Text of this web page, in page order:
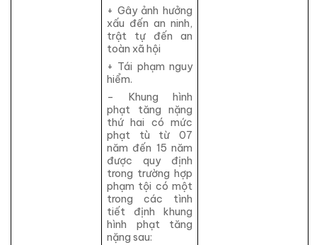
+ Gây ảnh hưởng
xấu đến an ninh,
trật tự đến an
toàn xã hội
+ Tái phạm nguy
hiểm.
– Khung hình
phạt tăng nặng
thứ hai có mức
phạt tù từ 07
năm đến 15 năm
được quy định
trong trường hợp
phạm tội có một
trong các tình
tiết định khung
hình phạt tăng
nặng sau: